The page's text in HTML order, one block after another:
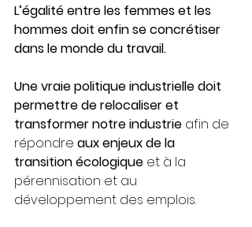
L’égalité entre les femmes et les
hommes doit enfin se concrétiser
dans le monde du travail.
Une vraie politique industrielle doit
permettre de relocaliser et
transformer notre industrie afin de
répondre aux enjeux de la
transition écologique et à la
pérennisation et au
développement des emplois.